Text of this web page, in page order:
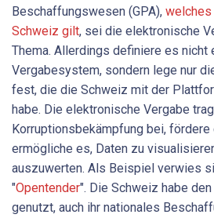
Beschaffungswesen (GPA), welches
Schweiz gilt, sei die elektronische
Thema. Allerdings definiere es nicht
Vergabesystem, sondern lege nur
fest, die die Schweiz mit der
habe. Die elektronische Vergabe
Korruptionsbekämpfung bei, fördere
ermögliche es, Daten zu
auszuwerten. Als Beispiel verwies
"Opentender". Die Schweiz habe
genutzt, auch ihr nationales